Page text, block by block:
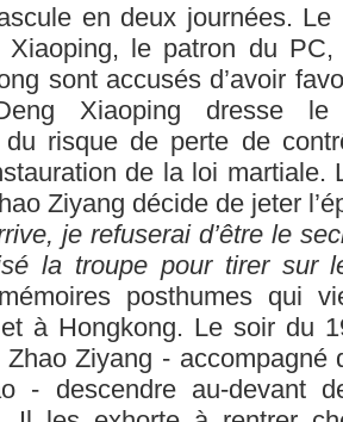
en deux journées.
Xiaoping, le patron du
sont accusés d’avoir
Xiaoping dresse le
du risque de perte de
de la loi
Ziyang décide de jeter
je refuserai d’être le
la troupe pour tirer sur
posthumes qui
à Hongkong. Le soir du
Ziyang - accompagné
- descendre au-devant